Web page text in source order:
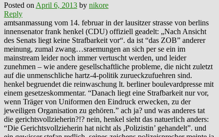
Posted on April 6, 2013 by nikore
Reply
amtsanmassung vom 14. februar in der lausitzer strasse von berlins
innensenator frank henkel (CDU) offiziell geadelt: „Nach Ansicht
des Senats liegt keine Strafbarkeit vor“. da ist “das ZOB” anderer
meinung, zumal zwang…sraemungen an sich per se ein im
mainstream leider noch immer vertuscht werden, und leider
zunehmen – wie andere gesellschaftliche probleme, die nicht zuletzt
auf die unmenschliche hartz-4-politik zurueckzufuehren sind.
henkel begruendet die reinwaschung lt. berliner boulevardpresse mit
einem gesetzeskommentar. “Danach liegt eine Strafbarkeit nur vor,
wenn Träger von Uniformen den Eindruck erwecken, zu der
jeweiligen Organisation zu gehören.” ach ja? und was anderes tat
die gerichtsvollzieherin?!? nein, henkel sieht das natuerlich anders:
“Die Gerichtsvollzieherin hat nicht als ,Polizistin’ gehandelt”. und